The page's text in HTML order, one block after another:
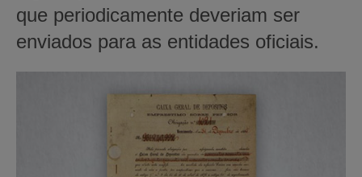
que periodicamente deveriam ser
enviados para as entidades oficiais.